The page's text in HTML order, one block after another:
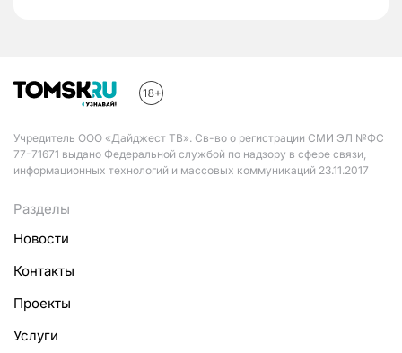
Учредитель ООО «Дайджест ТВ». Св-во о регистрации СМИ ЭЛ №ФС
77-71671 выдано Федеральной службой по надзору в сфере связи,
информационных технологий и массовых коммуникаций 23.11.2017
Разделы
Новости
Контакты
Проекты
Услуги